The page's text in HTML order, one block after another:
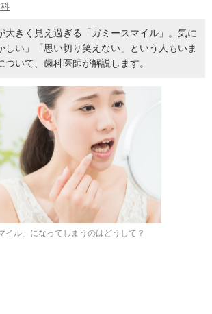
大きく見え過ぎる「ガミースマイル」。気に
しい」「思い切り笑えない」という人もいま
ついて、歯科医師が解説します。
イル」になってしまうのはどうして？